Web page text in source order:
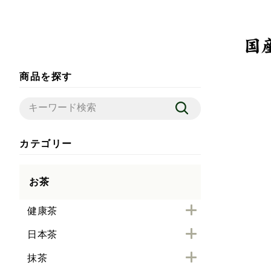
商品を探す
カテゴリー
お茶
健康茶
日本茶
抹茶